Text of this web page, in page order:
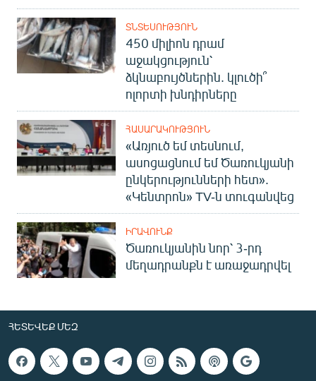
ՓՈԴՔԱՍԹ
Հայերեն
English
ՀԵՏԵՎԵՔ ՄԵԶ
«Ազատության» բոլոր կայքերը
ՏՆՏԵՍՈՒԹՅՈՒՆ
450 միլիոն դրամ
աջակցություն՝
ձկնաբույծներին. կլուծի՞
ոլորտի խնդիրները
ՀԱՍԱՐԱԿՈՒԹՅՈՒՆ
«Առյուծ եմ տեսնում,
ասոցացնում եմ Ծառուկյանի
ընկերությունների հետ».
«Կենտրոն» TV-ն տուգանվեց
ԻՐԱՎՈՒՆՔ
Ծառուկյանին նոր՝ 3-րդ
մեղադրանքն է առաջադրվել
ՀԵՏԵՎԵՔ ՄԵԶ